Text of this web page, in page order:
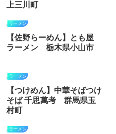
上三川町
ラーメン
【佐野らーめん】とも屋
ラーメン 栃木県小山市
ラーメン
【つけめん】中華そばつけ
そば 千思萬考 群馬県玉
村町
ラーメン